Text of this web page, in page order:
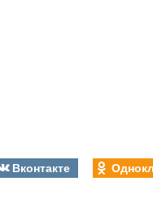
Вконтакте